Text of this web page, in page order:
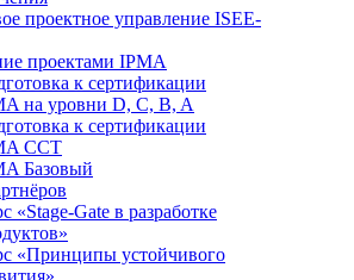
проектное управление ISEE-
проектами IPMA
к сертификации
на уровни D, C, B, A
к сертификации
CCT
Базовый
«Stage-Gate в разработке
«Принципы устойчивого